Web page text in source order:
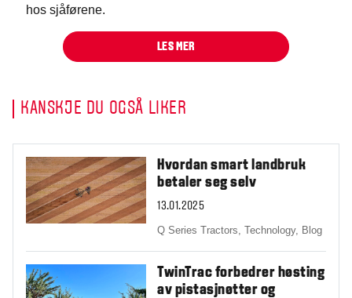
hos sjåførene.
LES MER
KANSKJE DU OGSÅ LIKER
Hvordan smart landbruk
betaler seg selv
13.01.2025
Q Series Tractors,Technology, Blog
TwinTrac forbedrer høsting
av pistasjnøtter og